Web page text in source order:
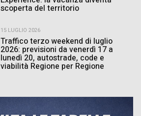
scoperta del territorio
15 LUGLIO 2026
Traffico terzo weekend di luglio
2026: previsioni da venerdì 17 a
lunedì 20, autostrade, code e
viabilità Regione per Regione